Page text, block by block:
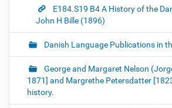
E184.S19 B4 A History of the
John H Bille (1896)
Danish Language Publications in
George and Margaret Nelson
1871] and Margrethe Petersdatter
history.